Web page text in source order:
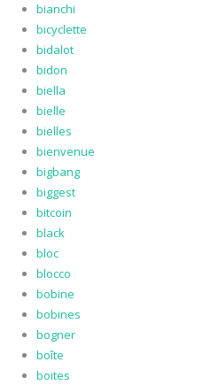
bianchi
bicyclette
bidalot
bidon
biella
bielle
bielles
bienvenue
bigbang
biggest
bitcoin
black
bloc
blocco
bobine
bobines
bogner
boîte
boites